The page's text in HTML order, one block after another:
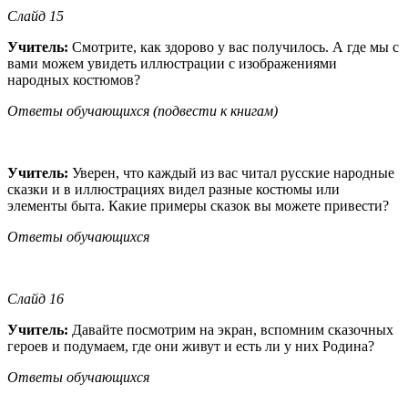
Слайд 15
Учитель: Смотрите, как здорово у вас получилось. А где мы с
вами можем увидеть иллюстрации с изображениями
народных костюмов?
Ответы обучающихся (подвести к книгам)
Учитель: Уверен, что каждый из вас читал русские народные
сказки и в иллюстрациях видел разные костюмы или
элементы быта. Какие примеры сказок вы можете привести?
Ответы обучающихся
Слайд 16
Учитель: Давайте посмотрим на экран, вспомним сказочных
героев и подумаем, где они живут и есть ли у них Родина?
Ответы обучающихся